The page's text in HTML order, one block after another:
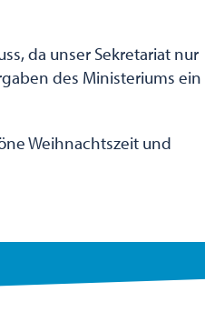
da unser Sekretariat nur
des Ministeriums ein
Weihnachtszeit und